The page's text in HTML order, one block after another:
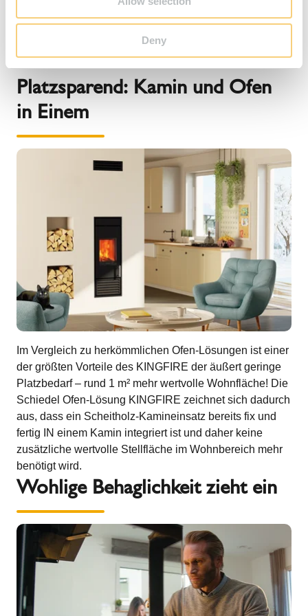
Deny
Regenhaube auf dem Dach.
Platzsparend: Kamin und Ofen
in Einem
Im Vergleich zu herkömmlichen Ofen-Lösungen ist einer
der größten Vorteile des KINGFIRE der äußert geringe
Platzbedarf – rund 1 m² mehr wertvolle Wohnfläche! Die
Schiedel Ofen-Lösung KINGFIRE zeichnet sich dadurch
aus, dass ein Scheitholz-Kamineinsatz bereits fix und
fertig IN einem Kamin integriert ist und daher keine
zusätzliche wertvolle Stellfläche im Wohnbereich mehr
benötigt wird.
Wohlige Behaglichkeit zieht ein